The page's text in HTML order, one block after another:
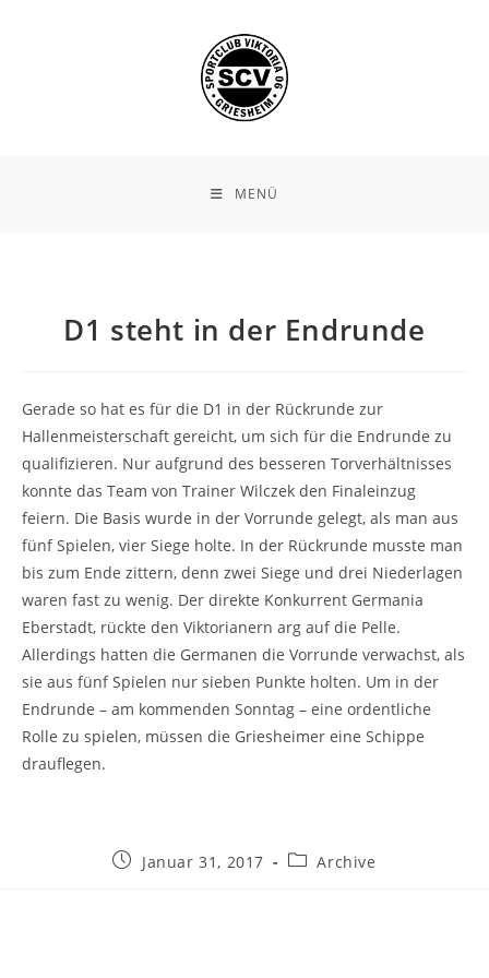
MENÜ
D1 steht in der Endrunde
Gerade so hat es für die D1 in der Rückrunde zur
Hallenmeisterschaft gereicht, um sich für die Endrunde zu
qualifizieren. Nur aufgrund des besseren Torverhältnisses
konnte das Team von Trainer Wilczek den Finaleinzug
feiern. Die Basis wurde in der Vorrunde gelegt, als man aus
fünf Spielen, vier Siege holte. In der Rückrunde musste man
bis zum Ende zittern, denn zwei Siege und drei Niederlagen
waren fast zu wenig. Der direkte Konkurrent Germania
Eberstadt, rückte den Viktorianern arg auf die Pelle.
Allerdings hatten die Germanen die Vorrunde verwachst, als
sie aus fünf Spielen nur sieben Punkte holten. Um in der
Endrunde – am kommenden Sonntag – eine ordentliche
Rolle zu spielen, müssen die Griesheimer eine Schippe
drauflegen.
BeitragJanuar 31, 2017
Beitrags-
Archive